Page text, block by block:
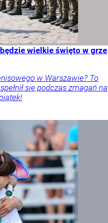
wielkie święto w grze
w Warszawie? To
się podczas zmagań na